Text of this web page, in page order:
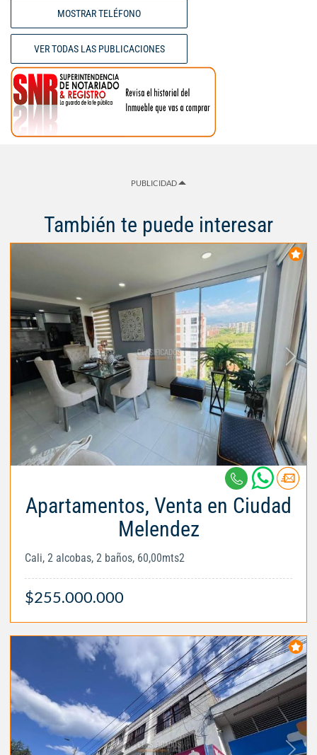
MOSTRAR TELÉFONO
VER TODAS LAS PUBLICACIONES
PUBLICIDAD
También te puede interesar
Apartamentos, Venta en Ciudad
Melendez
Cali, 2 alcobas, 2 baños, 60,00mts2
$255.000.000